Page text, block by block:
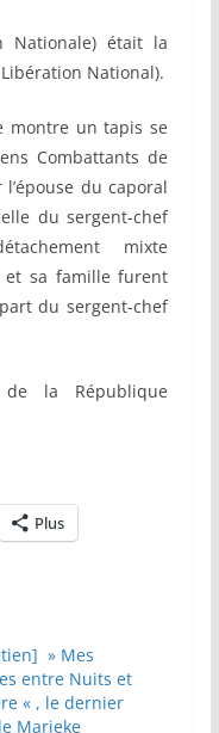
Nationale) était la
National).
montre un tapis se
Combattants de
du caporal
du sergent-chef
mixte
et sa famille furent
du sergent-chef
de la République
Plus
» Mes
entre Nuits et
« , le dernier
Marieke